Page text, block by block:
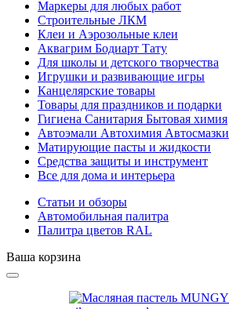
Маркеры для любых работ
Строительные ЛКМ
Клеи и Аэрозольные клеи
Аквагрим Бодиарт Тату
Для школы и детского творчества
Игрушки и развивающие игры
Канцелярские товары
Товары для праздников и подарки
Гигиена Санитария Бытовая химия
Автоэмали Автохимия Автосмазки
Матирующие пасты и жидкости
Средства защиты и инструмент
Все для дома и интерьера
Статьи и обзоры
Автомобильная палитра
Палитра цветов RAL
Ваша корзина